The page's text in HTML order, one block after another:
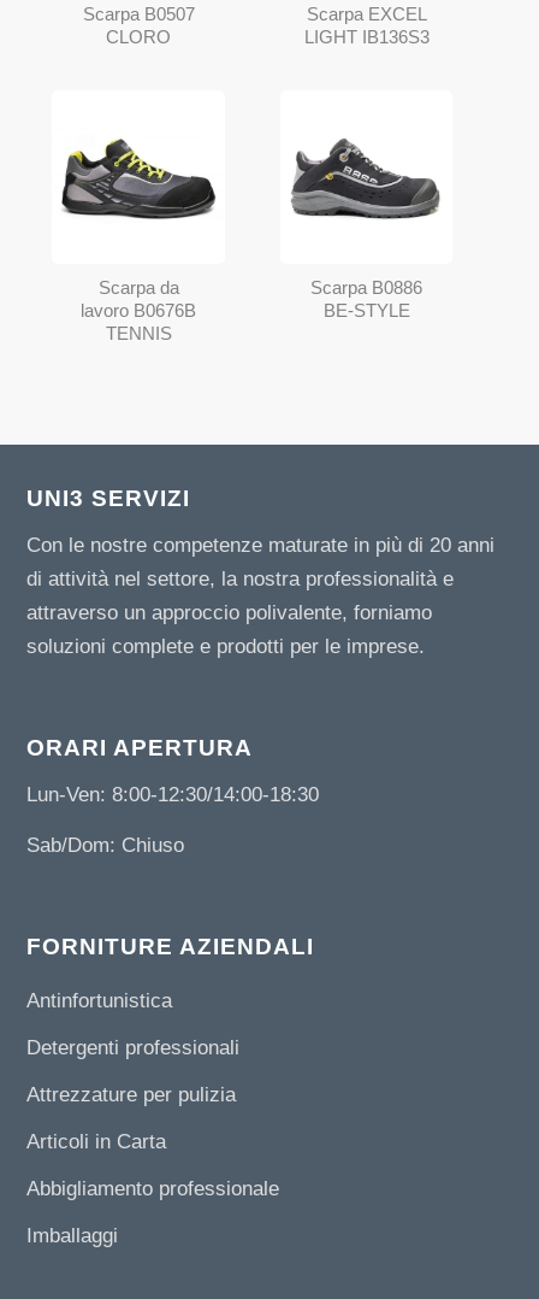
Scarpa B0507
CLORO
Scarpa EXCEL
LIGHT IB136S3
Scarpa da
lavoro B0676B
TENNIS
Scarpa B0886
BE-STYLE
UNI3 SERVIZI
Con le nostre competenze maturate in più di 20 anni
di attività nel settore, la nostra professionalità e
attraverso un approccio polivalente, forniamo
soluzioni complete e prodotti per le imprese.
ORARI APERTURA
Lun-Ven: 8:00-12:30/14:00-18:30
Sab/Dom: Chiuso
FORNITURE AZIENDALI
Antinfortunistica
Detergenti professionali
Attrezzature per pulizia
Articoli in Carta
Abbigliamento professionale
Imballaggi